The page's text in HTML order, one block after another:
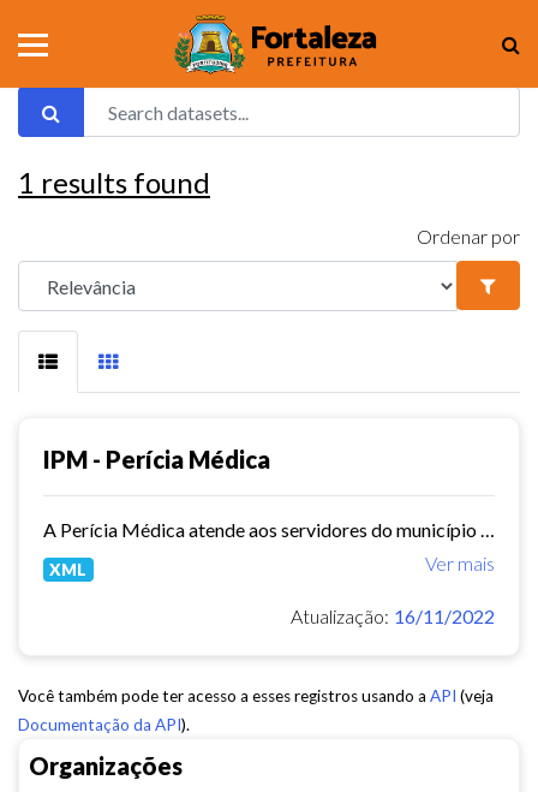
Organizações
1 results found
Ordenar por
IPM - Perícia Médica
Ver mais
XML
Atualização: 16/11/2022
Você também pode ter acesso a esses registros usando a API (veja
Documentação da API).